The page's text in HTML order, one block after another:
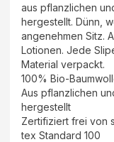
aus pflanzlichen
hergestellt. Dünn,
angenehmen Sitz.
Lotionen. Jede
Material verpackt.
100% Bio-
Aus pflanzlichen
hergestellt
Zertifiziert frei von
tex Standard 100